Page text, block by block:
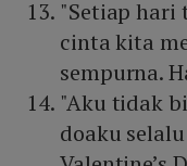
"Setiap hari
cinta kita
sempurna.
"Aku tidak
doaku